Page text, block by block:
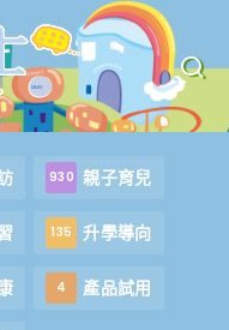
930 親子育兒
135 升學導向
4 產品試用